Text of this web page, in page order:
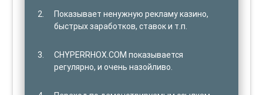
Показывает ненужную рекламу казино,
быстрых заработков, ставок и т.п.
CHYPERRHOX.COM показывается
регулярно, и очень назойливо.